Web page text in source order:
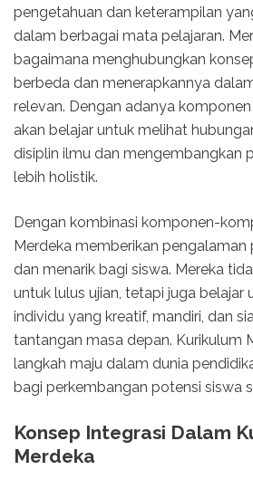
pengetahuan dan keterampilan
dalam berbagai mata pelajaran.
bagaimana menghubungkan
berbeda dan menerapkannya
relevan. Dengan adanya
akan belajar untuk melihat
disiplin ilmu dan mengembangkan
lebih holistik.
Dengan kombinasi komponen-
Merdeka memberikan pengalaman
dan menarik bagi siswa. Mereka
untuk lulus ujian, tetapi juga belajar
individu yang kreatif, mandiri, dan
tantangan masa depan. Kurikulum
langkah maju dalam dunia
bagi perkembangan potensi siswa
Konsep Integrasi Dalam
Merdeka